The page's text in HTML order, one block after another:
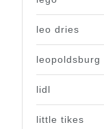
leo dries
leopoldsburg
lidl
little tikes